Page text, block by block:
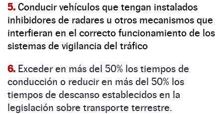
5. Conducir vehículos que tengan instalados
inhibidores de radares u otros mecanismos que
interfieran en el correcto funcionamiento de los
sistemas de vigilancia del tráfico
6. Exceder en más del 50% los tiempos de
conducción o reducir en más del 50% los
tiempos de descanso establecidos en la
legislación sobre transporte terrestre.